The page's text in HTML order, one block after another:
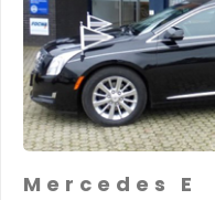
Mercedes E